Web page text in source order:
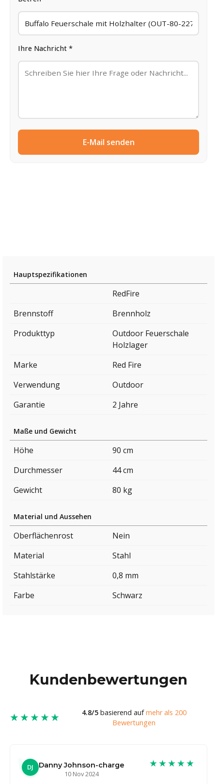
Ihre Nachricht *
E-Mail senden
Hauptspezifikationen
RedFire
Brennstoff
Brennholz
Produkttyp
Outdoor Feuerschale
Holzlager
Marke
Red Fire
Verwendung
Outdoor
Garantie
2 Jahre
Maße und Gewicht
Höhe
90 cm
Durchmesser
44 cm
Gewicht
80 kg
Material und Aussehen
Oberflächenrost
Nein
Material
Stahl
Stahlstärke
0,8 mm
Farbe
Schwarz
Kundenbewertungen
★★★★★ 4.8/5basierend aufmehr als 200
Bewertungen
DJ
Danny Johnson-charge
10 Nov 2024
★★★★★